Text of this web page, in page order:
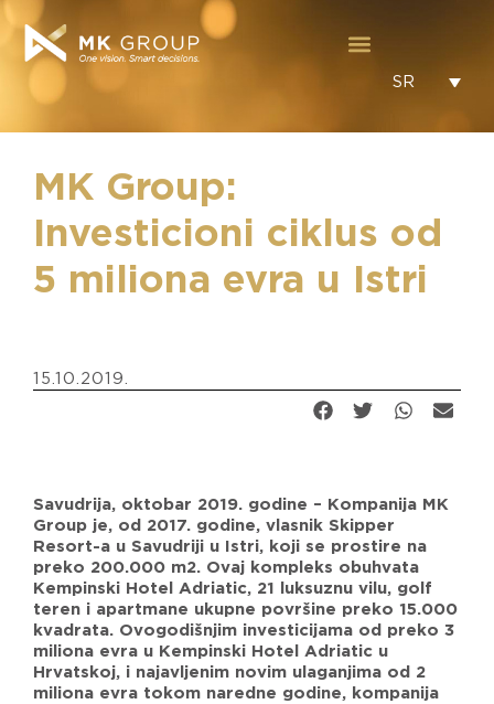
SR
MK Group:
Investicioni ciklus od
5 miliona evra u Istri
15.10.2019.
Savudrija, oktobar 2019. godine – Kompanija MK
Group je, od 2017. godine, vlasnik Skipper
Resort-a u Savudriji u Istri, koji se prostire na
preko 200.000 m2. Ovaj kompleks obuhvata
Kempinski Hotel Adriatic, 21 luksuznu vilu, golf
teren i apartmane ukupne površine preko 15.000
kvadrata. Ovogodišnjim investicijama od preko 3
miliona evra u Kempinski Hotel Adriatic u
Hrvatskoj, i najavljenim novim ulaganjima od 2
miliona evra tokom naredne godine, kompanija